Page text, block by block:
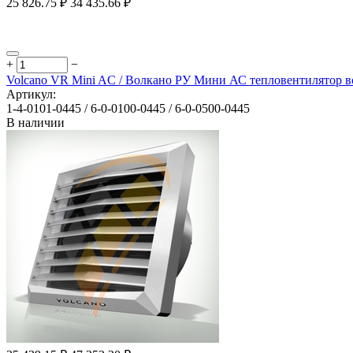
+
−
Volcano VR Mini AC / Волкано РУ Мини АС тепловентилятор
Артикул:
1-4-0101-0445 / 6-0-0100-0445 / 6-0-0500-0445
В наличии